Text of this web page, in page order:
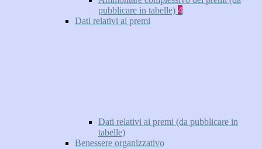
pubblicare in tabelle) 4
Dati relativi ai premi
Dati relativi ai premi (da pubblicare in
tabelle)
Benessere organizzativo